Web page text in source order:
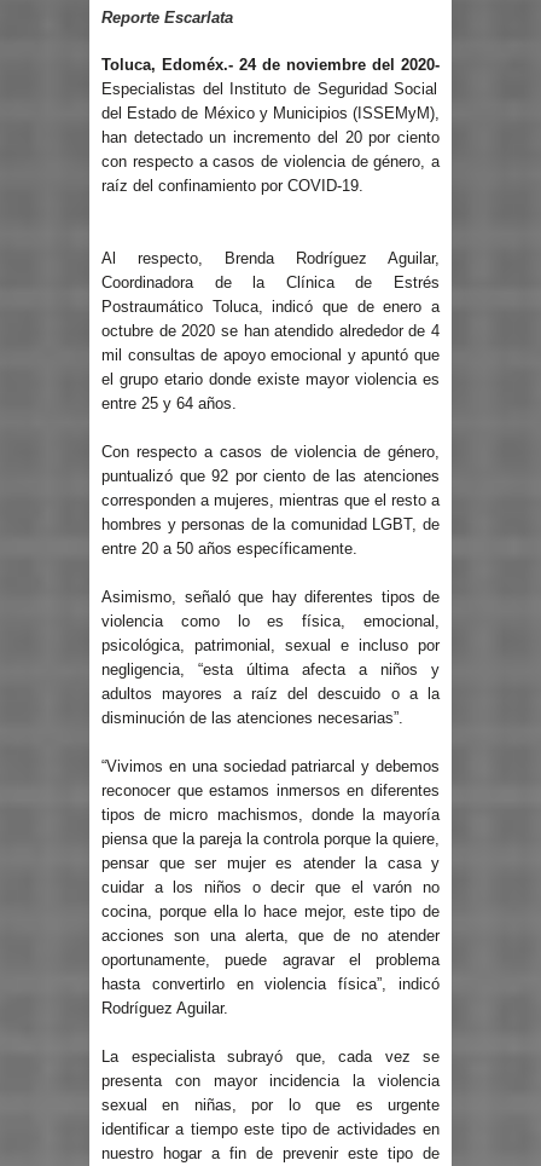
Reporte Escarlata
Toluca, Edoméx.- 24 de noviembre del 2020-
Especialistas del Instituto de Seguridad Social
del Estado de México y Municipios (ISSEMyM),
han detectado un incremento del 20 por ciento
con respecto a casos de violencia de género, a
raíz del confinamiento por COVID-19.
Al respecto, Brenda Rodríguez Aguilar,
Coordinadora de la Clínica de Estrés
Postraumático Toluca, indicó que de enero a
octubre de 2020 se han atendido alrededor de 4
mil consultas de apoyo emocional y apuntó que
el grupo etario donde existe mayor violencia es
entre 25 y 64 años.
Con respecto a casos de violencia de género,
puntualizó que 92 por ciento de las atenciones
corresponden a mujeres, mientras que el resto a
hombres y personas de la comunidad LGBT, de
entre 20 a 50 años específicamente.
Asimismo, señaló que hay diferentes tipos de
violencia como lo es física, emocional,
psicológica, patrimonial, sexual e incluso por
negligencia, “esta última afecta a niños y
adultos mayores a raíz del descuido o a la
disminución de las atenciones necesarias”.
“Vivimos en una sociedad patriarcal y debemos
reconocer que estamos inmersos en diferentes
tipos de micro machismos, donde la mayoría
piensa que la pareja la controla porque la quiere,
pensar que ser mujer es atender la casa y
cuidar a los niños o decir que el varón no
cocina, porque ella lo hace mejor, este tipo de
acciones son una alerta, que de no atender
oportunamente, puede agravar el problema
hasta convertirlo en violencia física”, indicó
Rodríguez Aguilar.
La especialista subrayó que, cada vez se
presenta con mayor incidencia la violencia
sexual en niñas, por lo que es urgente
identificar a tiempo este tipo de actividades en
nuestro hogar a fin de prevenir este tipo de